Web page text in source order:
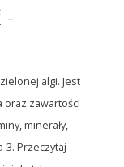
-
algi. Jest
oraz zawartości
minerały,
3. Przeczytaj